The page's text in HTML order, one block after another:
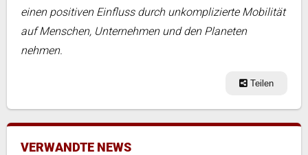
einen positiven Einfluss durch unkomplizierte Mobilität
auf Menschen, Unternehmen und den Planeten
nehmen.
Teilen
VERWANDTE NEWS